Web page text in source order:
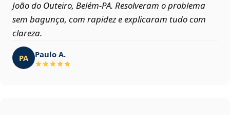
João do Outeiro, Belém‑PA. Resolveram o problema
sem bagunça, com rapidez e explicaram tudo com
clareza.
PA Paulo A.